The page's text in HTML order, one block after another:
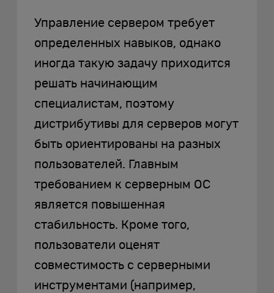
Управление сервером требует
определенных навыков, однако
иногда такую задачу приходится
решать начинающим
специалистам, поэтому
дистрибутивы для серверов могут
быть ориентированы на разных
пользователей. Главным
требованием к серверным ОС
является повышенная
стабильность. Кроме того,
пользователи оценят
совместимость с серверными
инструментами (например,